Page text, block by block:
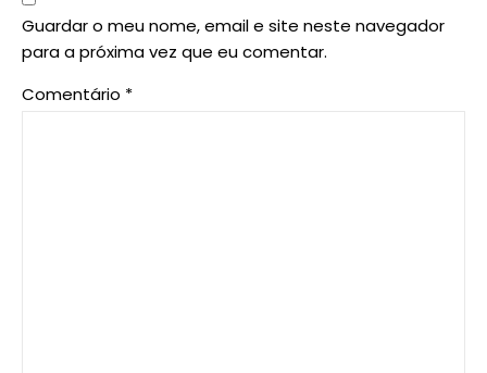
Guardar o meu nome, email e site neste navegador
para a próxima vez que eu comentar.
Comentário *